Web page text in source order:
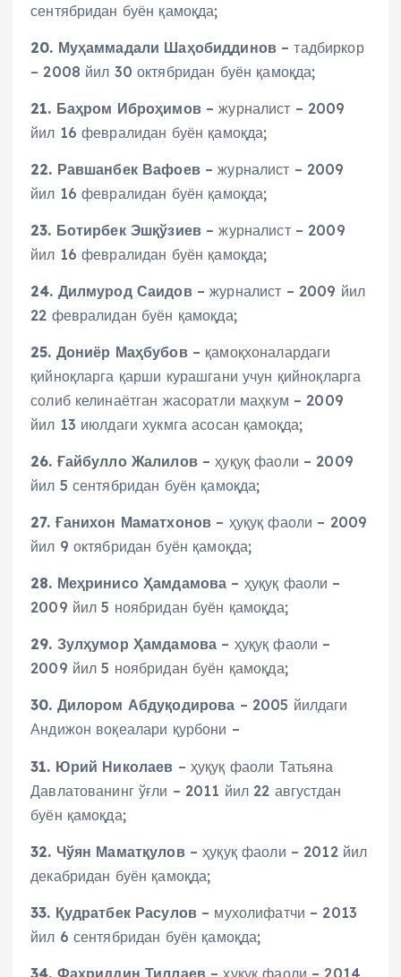
сентябридан буён қамоқда;
20. Муҳаммадали Шаҳобиддинов – тадбиркор
– 2008 йил 30 октябридан буён қамоқда;
21. Баҳром Иброҳимов– журналист – 2009
йил 16 февралидан буён қамоқда;
22. Равшанбек Вафоев– журналист – 2009
йил 16 февралидан буён қамоқда;
23. Ботирбек Эшқўзиев – журналист – 2009
йил 16 февралидан буён қамоқда;
24. Дилмурод Саидов– журналист – 2009 йил
22 февралидан буён қамоқда;
25. Дониёр Маҳбубов – қамоқхоналардаги
қийноқларга қарши курашгани учун қийноқларга
солиб келинаётган жасоратли маҳкум – 2009
йил 13 июлдаги хукмга асосан қамоқда;
26. Ғайбулло Жалилов– ҳуқуқ фаоли – 2009
йил 5 сентябридан буён қамоқда;
27. Ғанихон Маматхонов – ҳуқуқ фаоли – 2009
йил 9 октябридан буён қамоқда;
28. Меҳринисо Ҳамдамова – ҳуқуқ фаоли –
2009 йил 5 ноябридан буён қамоқда;
29. Зулҳумор Ҳамдамова – ҳуқуқ фаоли –
2009 йил 5 ноябридан буён қамоқда;
30. Дилором Абдуқодирова – 2005 йилдаги
Андижон воқеалари қурбони –
31. Юрий Николаев – ҳуқуқ фаоли Татьяна
Давлатованинг ўғли – 2011 йил 22 августдан
буён қамоқда;
32. Чўян Маматқулов– ҳуқуқ фаоли – 2012 йил
декабридан буён қамоқда;
33. Қудратбек Расулов – мухолифатчи – 2013
йил 6 сентябридан буён қамоқда;
34. Фаҳриддин Тиллаев – ҳуқуқ фаоли – 2014